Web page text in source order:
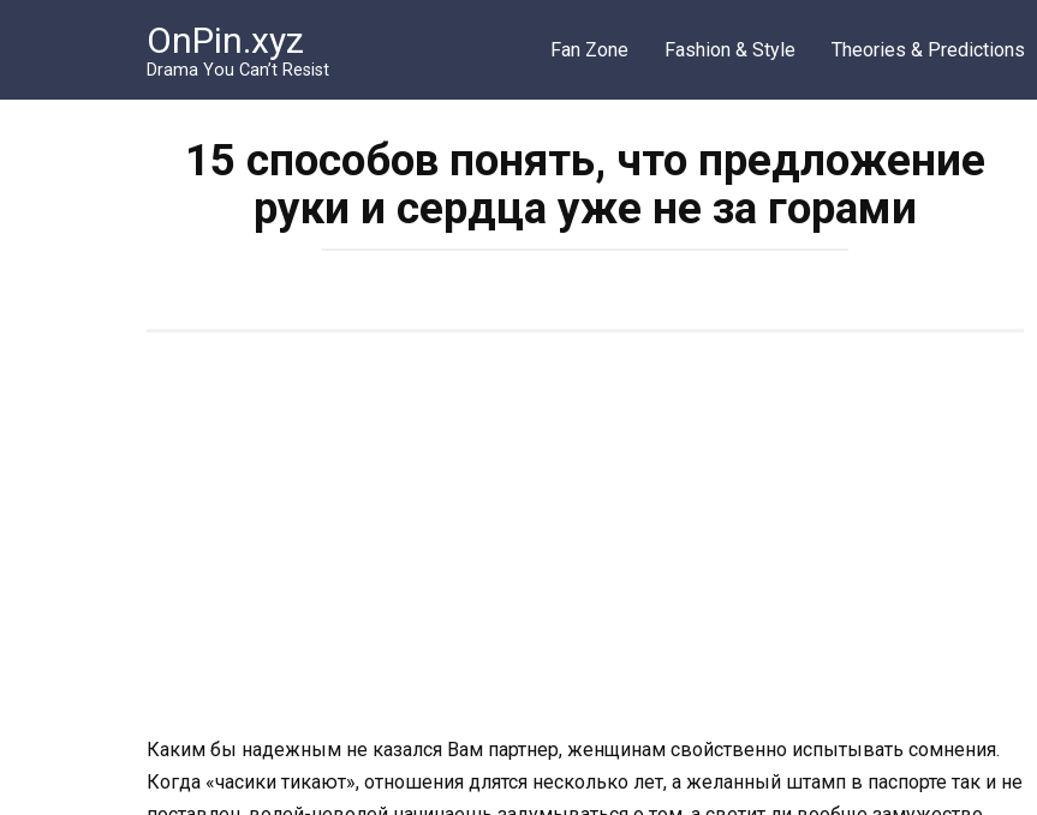
OnPin.xyz
Drama You Can’t Resist
Fan Zone Fashion & Style Theories & Predictions
15 способов понять, что предложение
руки и сердца уже не за горами
Каким бы надежным не казался Вам партнер, женщинам свойственно испытывать сомнения.
Когда «часики тикают», отношения длятся несколько лет, а желанный штамп в паспорте так и не